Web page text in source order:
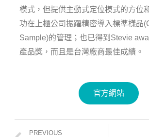
模式，但提供主動式定位模式的方位
功在上櫃公司振躍精密導入標準樣品
Sample)的管理；也已得到Stevie
產品獎，而且是台灣廠商最佳成績。
官方網站
PREVIOUS